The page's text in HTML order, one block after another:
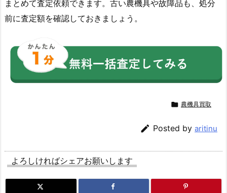
まとめて査定依頼できます。古い農機具や故障品も、処分
前に査定額を確認しておきましょう。
 農機具買取
 Posted by aritinu
よろしければシェアお願いします